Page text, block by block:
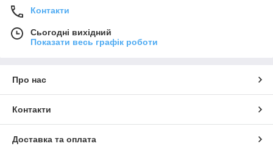
Контакти
Сьогодні вихідний
Показати весь графік роботи
Про нас
Контакти
Доставка та оплата